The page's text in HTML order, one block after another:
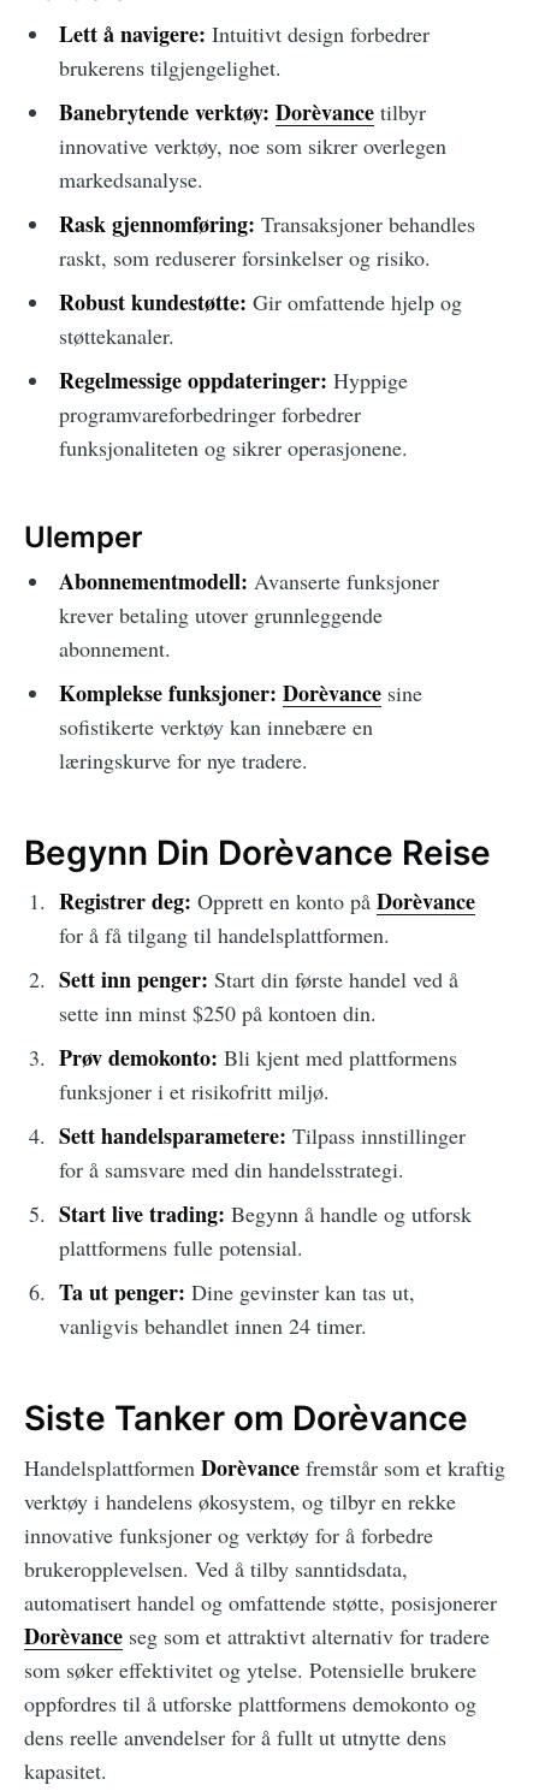
Lett å navigere: Intuitivt design forbedrer
brukerens tilgjengelighet.
Banebrytende verktøy: Dorèvancetilbyr
innovative verktøy, noe som sikrer overlegen
markedsanalyse.
Rask gjennomføring: Transaksjoner behandles
raskt, som reduserer forsinkelser og risiko.
Robust kundestøtte: Gir omfattende hjelp og
støttekanaler.
Regelmessige oppdateringer: Hyppige
programvareforbedringer forbedrer
funksjonaliteten og sikrer operasjonene.
Ulemper
Abonnementmodell: Avanserte funksjoner
krever betaling utover grunnleggende
abonnement.
Komplekse funksjoner: Dorèvancesine
sofistikerte verktøy kan innebære en
læringskurve for nye tradere.
Begynn Din Dorèvance Reise
Registrer deg: Opprett en konto på Dorèvance
for å få tilgang til handelsplattformen.
Sett inn penger: Start din første handel ved å
sette inn minst $250 på kontoen din.
Prøv demokonto: Bli kjent med plattformens
funksjoner i et risikofritt miljø.
Sett handelsparametere: Tilpass innstillinger
for å samsvare med din handelsstrategi.
Start live trading: Begynn å handle og utforsk
plattformens fulle potensial.
Ta ut penger: Dine gevinster kan tas ut,
vanligvis behandlet innen 24 timer.
Siste Tanker om Dorèvance
Handelsplattformen Dorèvance fremstår som et kraftig
verktøy i handelens økosystem, og tilbyr en rekke
innovative funksjoner og verktøy for å forbedre
brukeropplevelsen. Ved å tilby sanntidsdata,
automatisert handel og omfattende støtte, posisjonerer
Dorèvance seg som et attraktivt alternativ for tradere
som søker effektivitet og ytelse. Potensielle brukere
oppfordres til å utforske plattformens demokonto og
dens reelle anvendelser for å fullt ut utnytte dens
kapasitet.